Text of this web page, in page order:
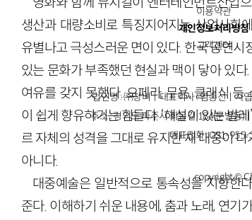
생산과 대량소비로 특징지어지는 산업사회
유별나고 극성스러운 면이 있다. 한국 공연
있는 문화가 부족했던 현실과 맥이 닿아 있
여유를 갖지 못했다. 오페라, 무용, 클래식
이 쉽게 향유하기는 힘들다. ‘해설이 있는 발
르 자체의 성격을 그대로 유지한 채 대중이
아니다.
대중예술은 일반적으로 통속성을 지향한
준다. 이해하기 쉬운 내용에, 춤과 노래, 연
이용약관
개인정보처리방침
고객센터
법인명 : ㈜창비ㅣ대표이사 : 염종선ㅣ
주소 : 경기도 파주시 회동길 184(문발동)
대표전화 : 031-955-
copyright ©